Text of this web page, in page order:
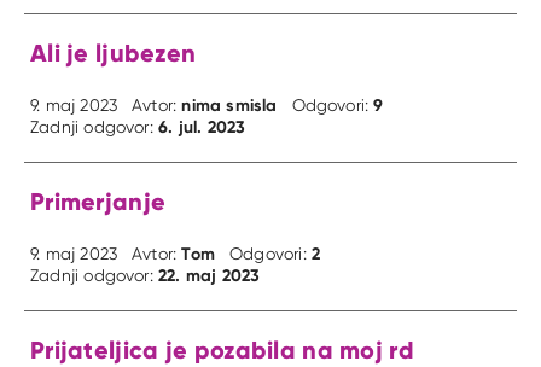
Ali je ljubezen
9. maj 2023 Avtor:nima smisla Odgovori:9
Zadnji odgovor:6. jul. 2023
Primerjanje
9. maj 2023 Avtor:Tom Odgovori: 2
Zadnji odgovor:22. maj 2023
Prijateljica je pozabila na moj rd